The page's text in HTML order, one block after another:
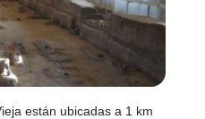
están ubicadas a 1 km